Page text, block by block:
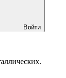
Войти